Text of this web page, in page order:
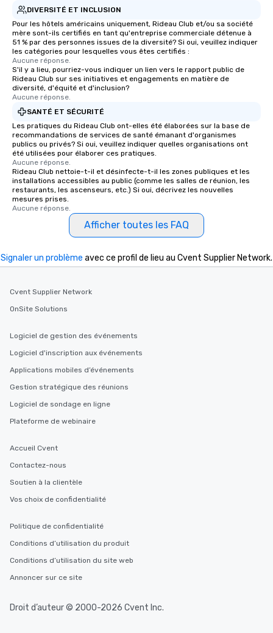
DIVERSITÉ ET INCLUSION
Pour les hôtels américains uniquement, Rideau Club et/ou sa société
mère sont-ils certifiés en tant qu'entreprise commerciale détenue à
51 % par des personnes issues de la diversité? Si oui, veuillez indiquer
les catégories pour lesquelles vous êtes certifiés :
Aucune réponse.
S'il y a lieu, pourriez-vous indiquer un lien vers le rapport public de
Rideau Club sur ses initiatives et engagements en matière de
diversité, d'équité et d'inclusion?
Aucune réponse.
SANTÉ ET SÉCURITÉ
Les pratiques du Rideau Club ont-elles été élaborées sur la base de
recommandations de services de santé émanant d'organismes
publics ou privés? Si oui, veuillez indiquer quelles organisations ont
été utilisées pour élaborer ces pratiques.
Aucune réponse.
Rideau Club nettoie-t-il et désinfecte-t-il les zones publiques et les
installations accessibles au public (comme les salles de réunion, les
restaurants, les ascenseurs, etc.) Si oui, décrivez les nouvelles
mesures prises.
Aucune réponse.
Afficher toutes les FAQ
Signaler un problème avec ce profil de lieu au Cvent Supplier Network.
Cvent Supplier Network
OnSite Solutions
Logiciel de gestion des événements
Logiciel d'inscription aux événements
Applications mobiles d’événements
Gestion stratégique des réunions
Logiciel de sondage en ligne
Plateforme de webinaire
Accueil Cvent
Contactez-nous
Soutien à la clientèle
Vos choix de confidentialité
Politique de confidentialité
Conditions d’utilisation du produit
Conditions d’utilisation du site web
Annoncer sur ce site
Droit d’auteur © 2000-2026 Cvent Inc.